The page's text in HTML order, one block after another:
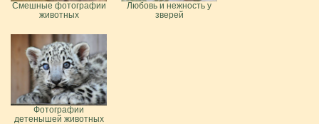
Смешные фотографии
животных
Любовь и нежность у
зверей
Фотографии
детенышей животных